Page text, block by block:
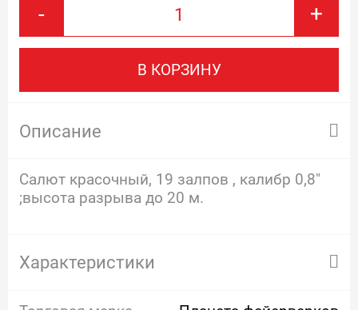
- +
В КОРЗИНУ
Описание
Салют красочный, 19 залпов , калибр 0,8"
;высота разрыва до 20 м.
Характеристики